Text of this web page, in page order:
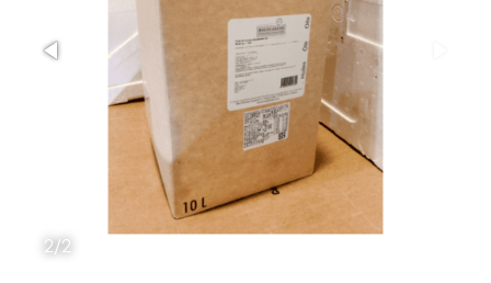
2/2